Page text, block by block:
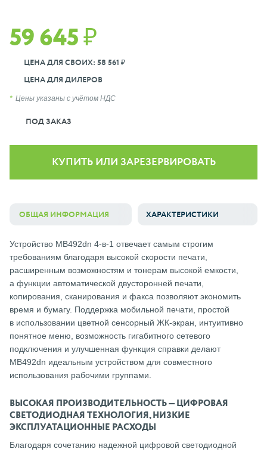
59 645 ₽
ЦЕНА ДЛЯ СВОИХ: 58 561 ₽
ЦЕНА ДЛЯ ДИЛЕРОВ
Цены указаны с учётом НДС
ПОД ЗАКАЗ
КУПИТЬ ИЛИ ЗАРЕЗЕРВИРОВАТЬ
ОБЩАЯ ИНФОРМАЦИЯ ХАРАКТЕРИСТИКИ
Устройство MB492dn 4-в-1 отвечает самым строгим
требованиям благодаря высокой скорости печати,
расширенным возможностям и тонерам высокой емкости,
а функции автоматической двусторонней печати,
копирования, сканирования и факса позволяют экономить
время и бумагу. Поддержка мобильной печати, простой
в использовании цветной сенсорный ЖК-экран, интуитивно
понятное меню, возможность гигабитного сетевого
подключения и улучшенная функция справки делают
MB492dn идеальным устройством для совместного
использования рабочими группами.
ВЫСОКАЯ ПРОИЗВОДИТЕЛЬНОСТЬ — ЦИФРОВАЯ
СВЕТОДИОДНАЯ ТЕХНОЛОГИЯ, НИЗКИЕ
ЭКСПЛУАТАЦИОННЫЕ РАСХОДЫ
Благодаря сочетанию надежной цифровой светодиодной